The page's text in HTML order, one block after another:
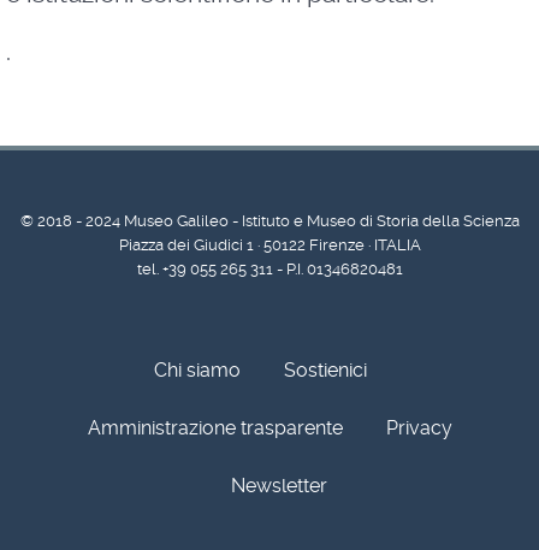
.
© 2018 - 2024 Museo Galileo - Istituto e Museo di Storia della Scienza
Piazza dei Giudici 1 · 50122 Firenze · ITALIA
tel. +39 055 265 311 - P.I. 01346820481
Chi siamo Sostienici
Amministrazione trasparente Privacy
Newsletter